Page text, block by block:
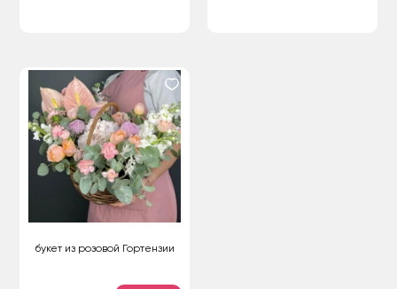
букет из розовой Гортензии